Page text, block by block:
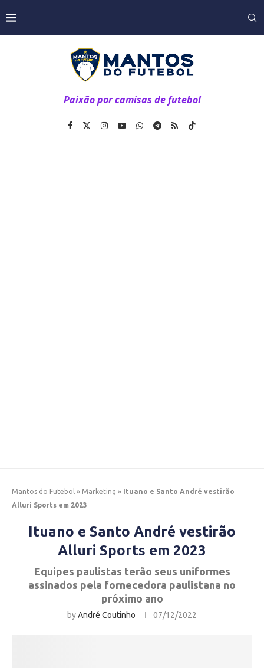
Paixão por camisas de futebol
Mantos do Futebol » Marketing » Ituano e Santo André vestirão
Alluri Sports em 2023
Ituano e Santo André vestirão
Alluri Sports em 2023
Equipes paulistas terão seus uniformes
assinados pela fornecedora paulistana no
próximo ano
byAndré Coutinho 07/12/2022